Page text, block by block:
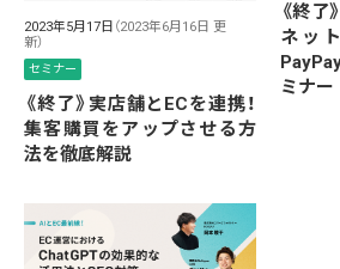
2023年5月17日 （2023年6月16日 更
新）
セミナー
《終了》実店舗とECを連携！
集客購買をアップさせる方
法を徹底解説
《終了
ネッ
ミナー